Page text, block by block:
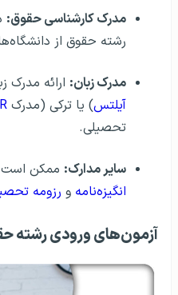
مدرک کارشناسی حقوق:
رشته حقوق از
مدرک زبان: ارائه مدرک
آیلتس) یا ترکی (مدرک
تحصیلی.
سایر مدارک: ممکن است
انگیزه‌نامه و رزومه
آزمون‌های ورودی رشته